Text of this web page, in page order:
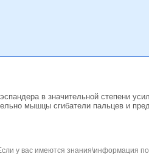
в значительной степени
мышцы сгибатели пальцев и
у вас имеются знания\информация